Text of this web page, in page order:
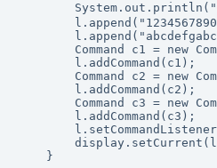
Command c1 = new
        l.addCommand(c1);
Command c2 = new
        l.addCommand(c2);
Command c3 = new
        l.addCommand(c3);
    }